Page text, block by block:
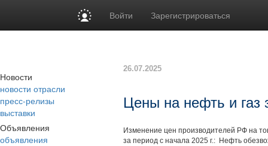
Войти Зарегистрироваться
Новости
новости отрасли
пресс-релизы
выставки
Объявления
объявления
26.07.2025
Цены на нефть и газ
Изменение цен производителей РФ на
за период с начала 2025 г.: Нефть